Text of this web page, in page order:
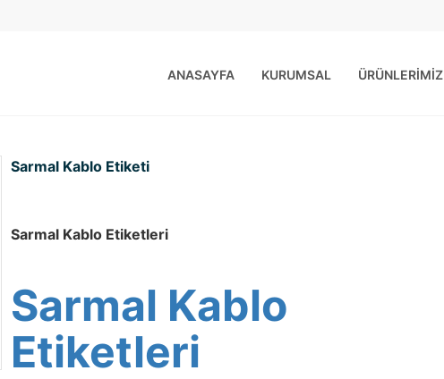
ANASAYFA KURUMSAL ÜRÜNLERİMİZ
Sarmal Kablo Etiketi
Sarmal Kablo Etiketleri
Sarmal Kablo
Etiketleri